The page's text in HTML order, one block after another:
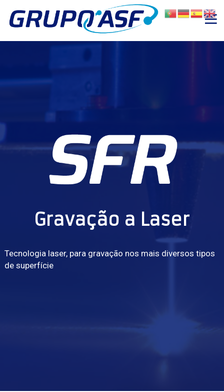
Gravação a Laser
Tecnologia laser, para gravação nos mais diversos tipos
de superfície